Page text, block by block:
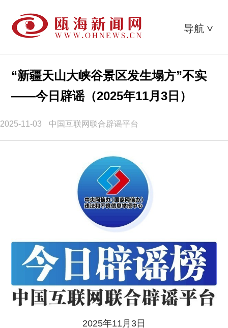
导航 >
“新疆天山大峡谷景区发生塌方”不实
——今日辟谣（2025年11月3日）
2025-11-03 中国互联网联合辟谣平台
2025年11月3日